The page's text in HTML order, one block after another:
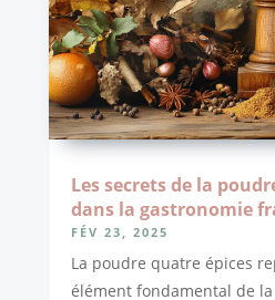
Les secrets de la
dans la gastronomie
FÉV 23, 2025
La poudre quatre épices
élément fondamental de